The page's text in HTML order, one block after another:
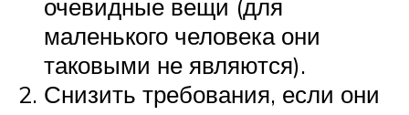
очевидные вещи (для
маленького человека они
таковыми не являются).
Снизить требования, если они